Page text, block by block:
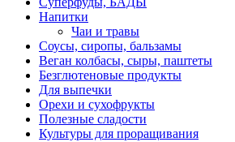
Напитки
Чаи и травы
Соусы, сиропы, бальзамы
Веган колбасы, сыры, паштеты
Безглютеновые продукты
Для выпечки
Орехи и сухофрукты
Полезные сладости
Культуры для проращивания